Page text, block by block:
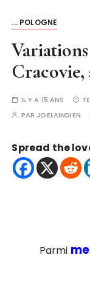
... POLOGNE
Cracovie,
IL Y A 15 ANS
PAR JOELAINDIEN
Spread the
Parmi